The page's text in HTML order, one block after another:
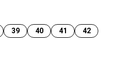
39 40 41
42